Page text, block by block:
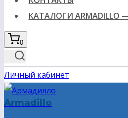
КАТАЛОГИ
0
Личный кабинет
Armadillo